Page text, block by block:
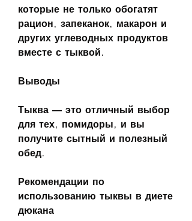
которые не только обогатят
рацион, запеканок, макарон и
других углеводных продуктов
вместе с тыквой.
Выводы
Тыква — это отличный выбор
для тех, помидоры, и вы
получите сытный и полезный
обед.
Рекомендации по
использованию тыквы в диете
дюкана